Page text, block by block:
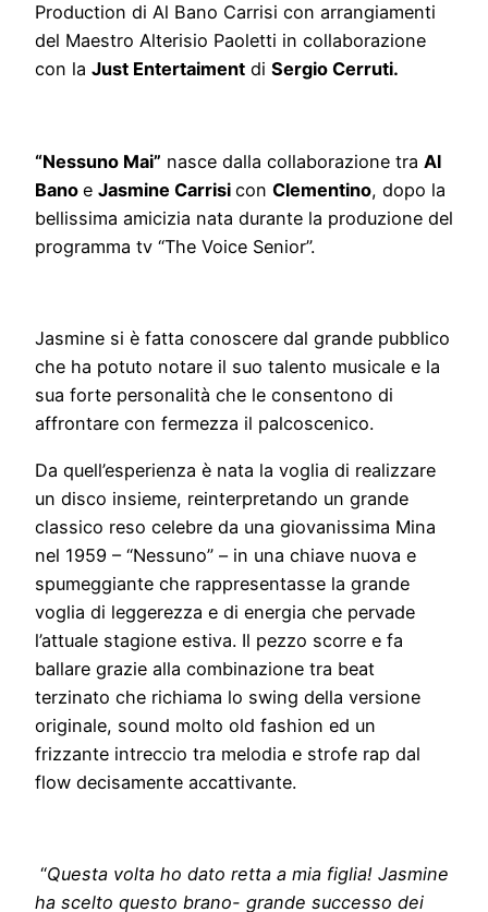
Production di Al Bano Carrisi con arrangiamenti
del Maestro Alterisio Paoletti in collaborazione
con la Just Entertaiment di Sergio Cerruti.
“Nessuno Mai” nasce dalla collaborazione tra Al
Bano e Jasmine Carrisi con Clementino, dopo la
bellissima amicizia nata durante la produzione del
programma tv “The Voice Senior”.
Jasmine si è fatta conoscere dal grande pubblico
che ha potuto notare il suo talento musicale e la
sua forte personalità che le consentono di
affrontare con fermezza il palcoscenico.
Da quell’esperienza è nata la voglia di realizzare
un disco insieme, reinterpretando un grande
classico reso celebre da una giovanissima Mina
nel 1959 – “Nessuno” – in una chiave nuova e
spumeggiante che rappresentasse la grande
voglia di leggerezza e di energia che pervade
l’attuale stagione estiva. Il pezzo scorre e fa
ballare grazie alla combinazione tra beat
terzinato che richiama lo swing della versione
originale, sound molto old fashion ed un
frizzante intreccio tra melodia e strofe rap dal
flow decisamente accattivante.
“Questa volta ho dato retta a mia figlia! Jasmine
ha scelto questo brano- grande successo dei